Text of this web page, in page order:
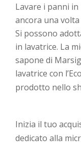
Lavare i panni
ancora una
Si possono
in lavatrice. La
sapone di
lavatrice con
prodotto nello
Inizia il tuo
dedicato alla